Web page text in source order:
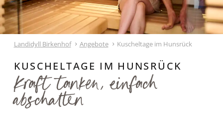
Landidyll Birkenhof Angebote Kuscheltage im Hunsrück
KUSCHELTAGE IM HUNSRÜCK
Kraft tanken, einfach
abschalten